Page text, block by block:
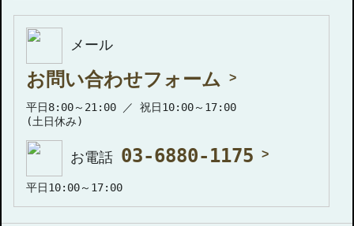
メール
お問い合わせフォーム
平日8:00～21:00 ／ 祝日10:00～17:00
(土日休み)
お電話 03-6880-1175
平日10:00～17:00